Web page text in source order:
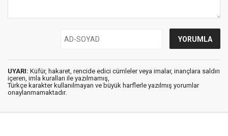
UYARI: Küfür, hakaret, rencide edici cümleler veya imalar, inançlara saldırı
içeren, imla kuralları ile yazılmamış,
Türkçe karakter kullanılmayan ve büyük harflerle yazılmış yorumlar
onaylanmamaktadır.